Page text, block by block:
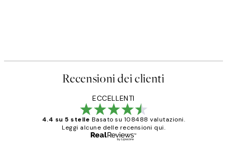
Recensioni dei clienti
ECCELLENTI
4.4 su 5 stelle Basato su 108488 valutazioni.
Leggi alcune delle recensioni qui.